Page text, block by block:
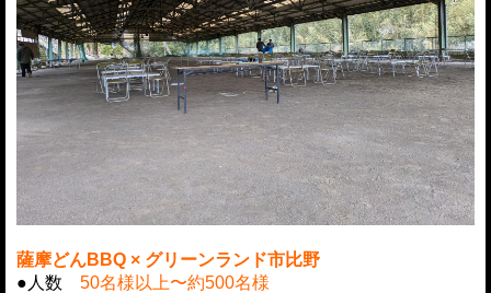
薩摩どんBBQ × グリーンランド市比野
●人数
50名様以上〜約500名様